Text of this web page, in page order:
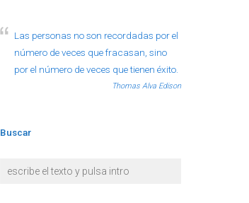
Las personas no son recordadas por el
número de veces que fracasan, sino
por el número de veces que tienen éxito.
Thomas Alva Edison
Buscar